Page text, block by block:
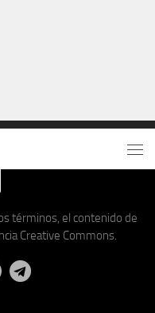
términos, el contenido de
Creative Commons.